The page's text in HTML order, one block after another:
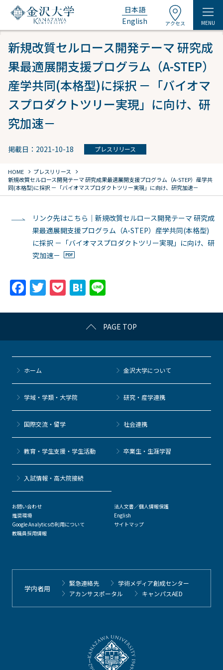
日本語
English
アクセス MENU
新規改質セルロース開発テーマ 研究成
果最適展開支援プログラム（A-STEP）
産学共同(本格型)に採択 －「バイオマ
スプロダクトツリー実現」に向け、研
究加速－
掲載日：2021-10-18 プレスリリース
HOME chevron_right プレスリリース chevron_right
新規改質セルロース開発テーマ 研究成果最適展開支援プログラム（A-STEP）産学共
同(本格型)に採択 －「バイオマスプロダクトツリー実現」に向け、研究加速－
リンク先はこちら｜新規改質セルロース開発テーマ 研究成
果最適展開支援プログラム（A-STEP）産学共同(本格型)
に採択 －「バイオマスプロダクトツリー実現」に向け、研
究加速－
F
c
e
b
o
o
k
T
itt
er
P
c
k
et
H
e
n
a
e
PAGE TOP
ホーム 金沢大学について
学域・学類・大学院 研究・産学連携
国際交流・留学 社会連携
教育・学生支援・学生活動 卒業生・生涯学習
⼊試情報・高大院接続
お問い合わせ
推奨環境
Google Analyticsの利用について
教職員採用情報
法人文書／個人情報保護
English
サイトマップ
学内者用
緊急連絡先
学術メディア創成センター
アカンサスポータル
キャンパスAED